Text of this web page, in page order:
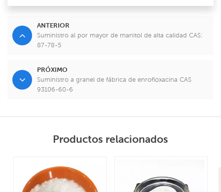
ANTERIOR
Suministro al por mayor de manitol de alta calidad CAS:
87-78-5
PRÓXIMO
Suministro a granel de fábrica de enrofloxacina CAS
93106-60-6
Productos relacionados